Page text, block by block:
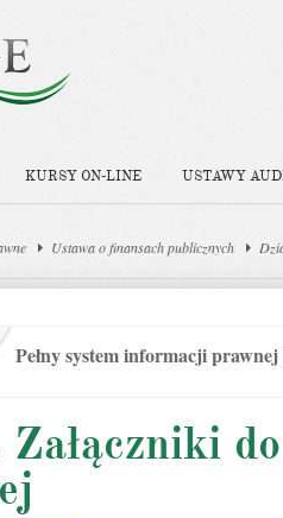
KURSY ON-LINE USTAWY
Ustawa o finansach publicznych
Pełny system informacji